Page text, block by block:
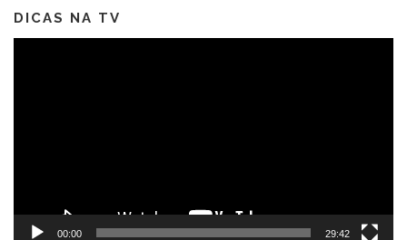
DICAS NA TV
00:00 29:42